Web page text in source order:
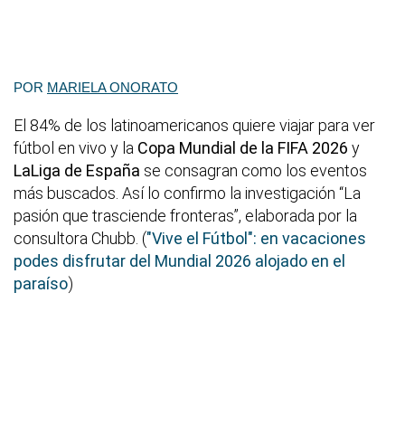
POR MARIELA ONORATO
El 84% de los latinoamericanos quiere viajar para ver
fútbol en vivo y la Copa Mundial de la FIFA 2026 y
LaLiga de España se consagran como los eventos
más buscados. Así lo confirmo la investigación “La
pasión que trasciende fronteras”, elaborada por la
consultora Chubb. ("Vive el Fútbol": en vacaciones
podes disfrutar del Mundial 2026 alojado en el
paraíso)